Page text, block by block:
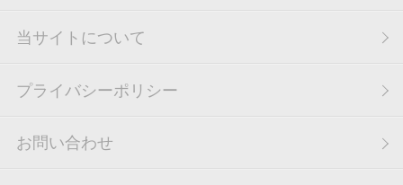
当サイトについて
プライバシーポリシー
お問い合わせ